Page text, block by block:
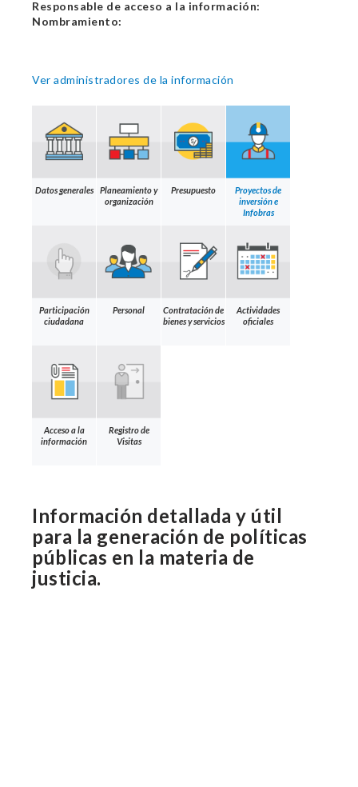
Responsable de acceso a la información:
Nombramiento:
Ver administradores de la información
Datos generales
Planeamiento y
organización
Presupuesto
Proyectos de
inversión e
Infobras
Participación
ciudadana
Personal
Contratación de
bienes y servicios
Actividades
oficiales
Acceso a la
información
Registro de
Visitas
Información detallada y útil
para la generación de políticas
públicas en la materia de
justicia.